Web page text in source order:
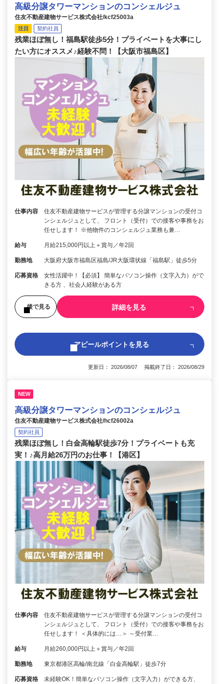
高級分譲タワーマンションのコンシェルジュ
住友不動産建物サービス株式会社/kcf25003a
注目 契約社員
残業ほぼ無し！福島駅徒歩5分！プライベートを大事にし
たい方にオススメ♪経験不問！【大阪市福島区】
仕事内容
住友不動産建物サービスが管理する分譲マンションの受付コ
ンシェルジュとして、 フロント（受付）での接客や事務をお
任せします！ ※他物件のコンシェルジュ業務も兼…
給与 月給215,000円以上＋賞与／年2回
勤務地 大阪府大阪市福島区福島/JR大阪環状線「福島駅」徒歩5分
応募資格
女性活躍中！【必須】 簡単なパソコン操作（文字入力）がで
きる方 、社会人経験がある方
後で見る 詳細を見る
アピールポイントを見る
更新日： 2026/08/07 掲載終了日： 2026/08/29
NEW
高級分譲タワーマンションのコンシェルジュ
住友不動産建物サービス株式会社/hcf26002a
契約社員
残業ほぼ無し！白金高輪駅徒歩7分！プライベートも充
実！♪高月給26万円のお仕事！【港区】
仕事内容
住友不動産建物サービスが管理する分譲マンションの受付コ
ンシェルジュとして、 フロント（受付）での接客や事務をお
任せします！ ＜具体的には…＞ ～受付業…
給与 月給260,000円以上＋賞与／年2回
勤務地 東京都港区高輪/南北線「白金高輪駅」徒歩7分
応募資格
未経験OK！簡単なパソコン操作（文字入力）ができる方、